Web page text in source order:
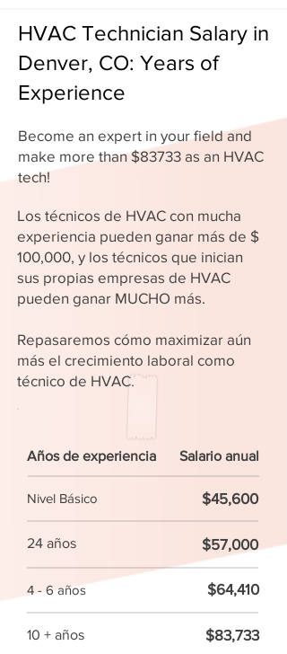
HVAC Technician Salary in
Denver, CO: Years of
Experience
Become an expert in your field and
make more than $83733 as an HVAC
tech!
Los técnicos de HVAC con mucha
experiencia pueden ganar más de $
100,000, y los técnicos que inician
sus propias empresas de HVAC
pueden ganar MUCHO más.
Repasaremos cómo maximizar aún
más el crecimiento laboral como
técnico de HVAC.
Años de experiencia Salario anual
Nivel Básico $45,600
24 años $57,000
4 - 6 años $64,410
10 + años $83,733